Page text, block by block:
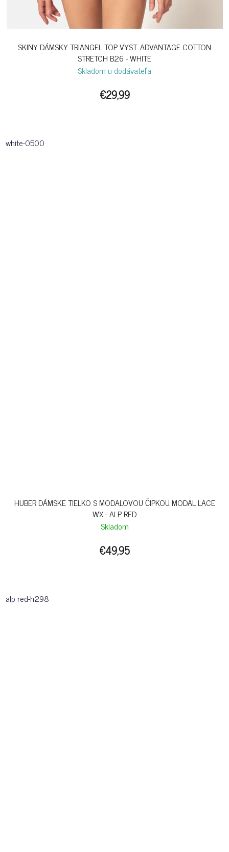
SKINY DÁMSKY TRIANGEL TOP VYST. ADVANTAGE COTTON
STRETCH B26 - WHITE
Skladom u dodávateľa
€29,99
white-0500
HUBER DÁMSKE TIELKO S MODALOVOU ČIPKOU MODAL LACE
WX - ALP RED
Skladom
€49,95
alp red-h298